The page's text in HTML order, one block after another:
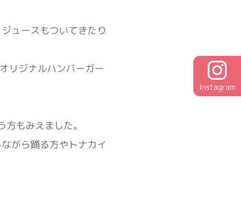
ュースもついてきたり
リジナルハンバーガー
もみえました。
がら踊る方やトナカイ
Instagram